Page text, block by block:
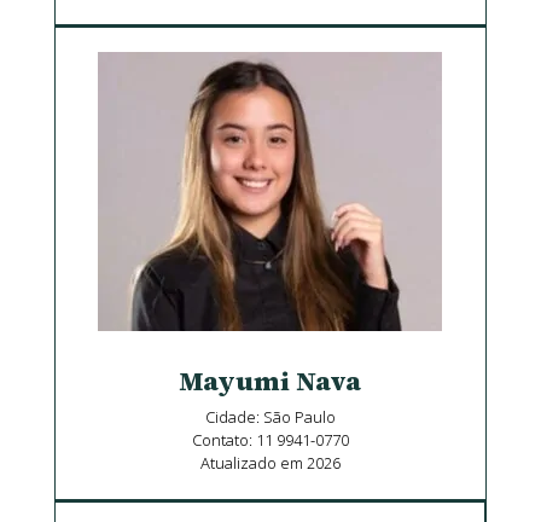
Mayumi Nava
Cidade: São Paulo
Contato: 11 9941-0770
Atualizado em 2026